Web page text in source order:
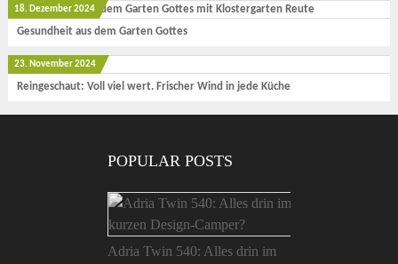
18. Dezember 2024
Gesundheit aus dem Garten Gottes
23. November 2024
Reingeschaut: Voll viel wert. Frischer Wind in jede Küche
POPULAR POSTS
Adria Twin 540: Alles drin im